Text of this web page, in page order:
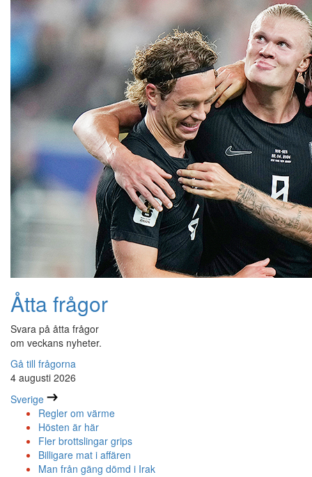
Åtta frågor
Svara på åtta frågor
om veckans nyheter.
Gå till frågorna
4 augusti 2026
Sverige
Regler om värme
Hösten är här
Fler brottslingar grips
Billigare mat i affären
Man från gäng dömd i Irak